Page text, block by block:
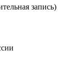
запись)